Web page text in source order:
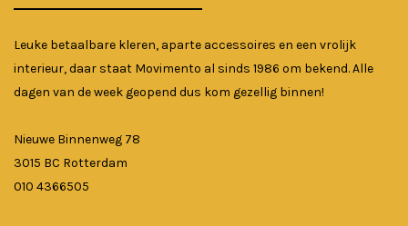
Leuke betaalbare kleren, aparte accessoires en een vrolijk
interieur, daar staat Movimento al sinds 1986 om bekend. Alle
dagen van de week geopend dus kom gezellig binnen!
Nieuwe Binnenweg 78
3015 BC Rotterdam
010 4366505